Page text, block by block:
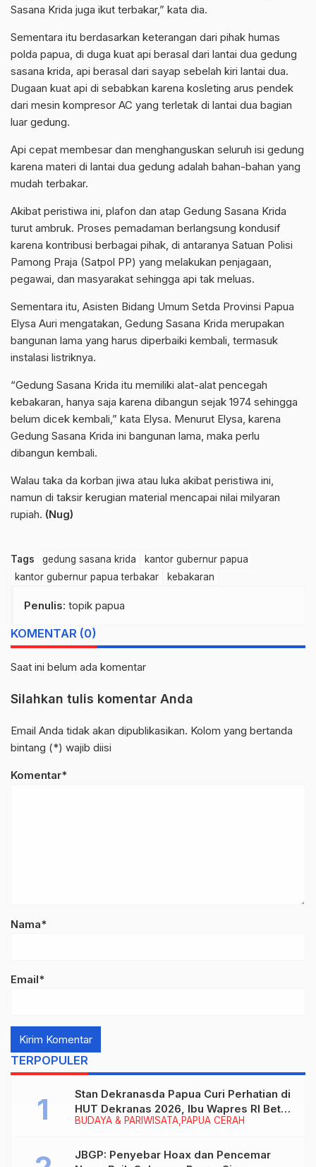
Sasana Krida juga ikut terbakar,” kata dia.
Sementara itu berdasarkan keterangan dari pihak humas
polda papua, di duga kuat api berasal dari lantai dua gedung
sasana krida, api berasal dari sayap sebelah kiri lantai dua.
Dugaan kuat api di sebabkan karena kosleting arus pendek
dari mesin kompresor AC yang terletak di lantai dua bagian
luar gedung.
Api cepat membesar dan menghanguskan seluruh isi gedung
karena materi di lantai dua gedung adalah bahan-bahan yang
mudah terbakar.
Akibat peristiwa ini, plafon dan atap Gedung Sasana Krida
turut ambruk. Proses pemadaman berlangsung kondusif
karena kontribusi berbagai pihak, di antaranya Satuan Polisi
Pamong Praja (Satpol PP) yang melakukan penjagaan,
pegawai, dan masyarakat sehingga api tak meluas.
Sementara itu, Asisten Bidang Umum Setda Provinsi Papua
Elysa Auri mengatakan, Gedung Sasana Krida merupakan
bangunan lama yang harus diperbaiki kembali, termasuk
instalasi listriknya.
“Gedung Sasana Krida itu memiliki alat-alat pencegah
kebakaran, hanya saja karena dibangun sejak 1974 sehingga
belum dicek kembali,” kata Elysa. Menurut Elysa, karena
Gedung Sasana Krida ini bangunan lama, maka perlu
dibangun kembali.
Walau taka da korban jiwa atau luka akibat peristiwa ini,
namun di taksir kerugian material mencapai nilai milyaran
rupiah. (Nug)
Tags gedung sasana krida
kantor gubernur papua
kantor gubernur papua terbakar
kebakaran
Penulis: topik papua
KOMENTAR (0)
Saat ini belum ada komentar
Silahkan tulis komentar Anda
Email Anda tidak akan dipublikasikan. Kolom yang bertanda
bintang (*) wajib diisi
Komentar*
Nama*
Email*
TERPOPULER
BUDAYA & PARIWISATA PAPUA CERAH
Stan Dekranasda Papua Curi Perhatian di
HUT Dekranas 2026, Ibu Wapres RI Betah
Menikmati Karya Perajin
JBGP: Penyebar Hoax dan Pencemar